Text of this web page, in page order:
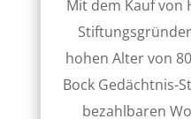
Mit dem Kauf von
hohen Alter von
Bock Gedächtnis-
bezahlbaren